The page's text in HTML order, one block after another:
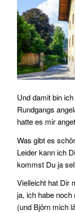
Und damit bin
Rundgangs
hatte es mir
Was gibt es
Leider kann ich
kommst Du ja
Vielleicht hat Dir
ja, ich habe
(und Björn mich